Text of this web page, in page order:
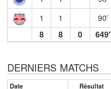
1
1 90′
8
8 0 649′
DERNIERS MATCHS
Date Résultat